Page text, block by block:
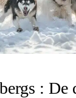
: De